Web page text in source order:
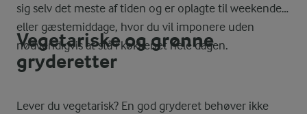
sig selv det meste af tiden og er oplagte til weekender
eller gæstemiddage, hvor du vil imponere uden
nødvendigvis at stå i køkkenet hele dagen.
Vegetariske og grønne
gryderetter
Lever du vegetarisk? En god gryderet behøver ikke